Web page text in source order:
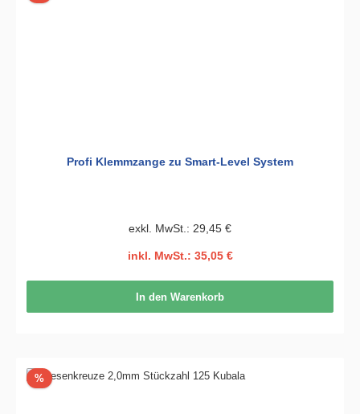
Profi Klemmzange zu Smart-Level System
exkl. MwSt.: 29,45 €
inkl. MwSt.: 35,05 €
In den Warenkorb
%Rabatt